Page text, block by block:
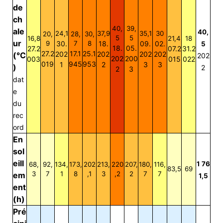
de
ch
ale
ur
(°C
)
dat
e
du
rec
ord
16,8
27.2
003
20,
9
27.2
019
24,1
30.
202
1
28,
7
17.1
945
30,
8
25.1
953
37,9
18.
202
2
40,
5
18.
202
2
39,
5
05.
200
3
35,1
09.
202
3
30
02.
202
3
21,4
07.2
015
18
31.2
022
40,
5
202
2
En
sol
eill
em
ent
(h)
68,
3
92,
7
134,
1
173,
8
202
,1
213,
3
220
,2
207,
2
180,
7
116,
7
83,5 69
1 76
1,5
Pré